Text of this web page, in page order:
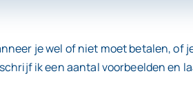
je wel of niet moet betalen,
ik een aantal voorbeelden en